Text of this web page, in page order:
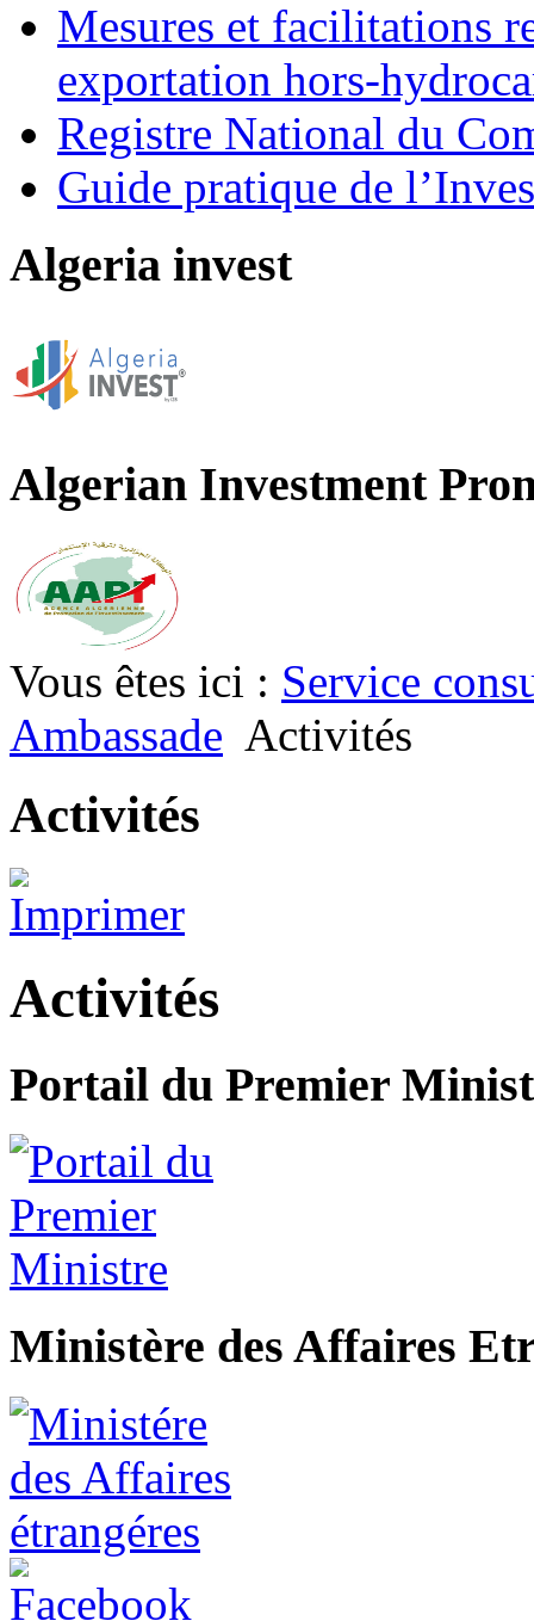
Mesures et facilitations
exportation hors-
Registre National du
Guide pratique de
Algeria invest
Algerian Investment
Vous êtes ici : Service
Ambassade Activités
Activités
Activités
Portail du Premier
Ministère des Affaires